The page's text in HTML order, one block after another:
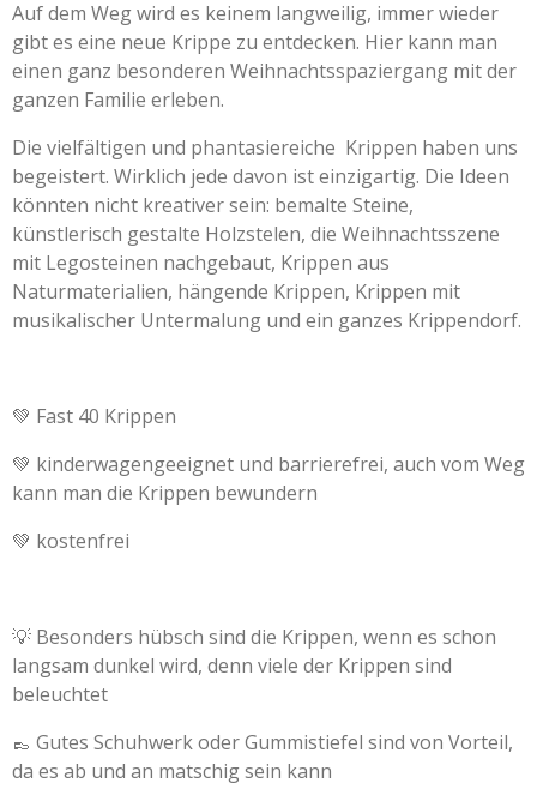
Auf dem Weg wird es keinem langweilig, immer wieder
gibt es eine neue Krippe zu entdecken. Hier kann man
einen ganz besonderen Weihnachtsspaziergang mit der
ganzen Familie erleben.
Die vielfältigen und phantasiereiche Krippen haben uns
begeistert. Wirklich jede davon ist einzigartig. Die Ideen
könnten nicht kreativer sein: bemalte Steine,
künstlerisch gestalte Holzstelen, die Weihnachtsszene
mit Legosteinen nachgebaut, Krippen aus
Naturmaterialien, hängende Krippen, Krippen mit
musikalischer Untermalung und ein ganzes Krippendorf.
💚 Fast 40 Krippen
💚 kinderwagengeeignet und barrierefrei, auch vom Weg
kann man die Krippen bewundern
💚 kostenfrei
💡 Besonders hübsch sind die Krippen, wenn es schon
langsam dunkel wird, denn viele der Krippen sind
beleuchtet
👞 Gutes Schuhwerk oder Gummistiefel sind von Vorteil,
da es ab und an matschig sein kann